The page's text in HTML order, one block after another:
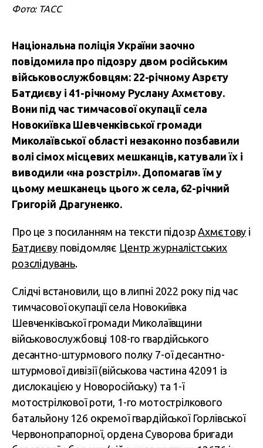
Фото: ТАСС
Національна поліція України заочно
повідомила про підозру двом російським
військовослужбовцям: 22-річному Азрєту
Батдиєву і 41-річному Руслану Ахмєтову.
Вони під час тимчасової окупації села
Новокиївка Шевченківської громади
Миколаївської області незаконно позбавили
волі сімох місцевих мешканців, катували їх і
виводили «на розстріл». Допомагав їм у
цьому мешканець цього ж села, 62-річний
Григорій Драгуненко.
Про це з посиланням на тексти підозрАхмєтову і
Батдиєвуповідомляє Центр журналістських
розслідувань.
Слідчі встановили, що в липні 2022 року під час
тимчасової окупації села Новокиївка
Шевченківської громади Миколаївщини
військовослужбовці 108-го гвардійського
десантно-штурмового полку 7-ої десантно-
штурмової дивізії (військова частина 42091 із
дислокацією у Новоросійську) та 1-ї
мотострілкової роти, 1-го мотострілкового
батальйону 126 окремої гвардійської Горлівської
Червонопрапорної, ордена Суворова бригади